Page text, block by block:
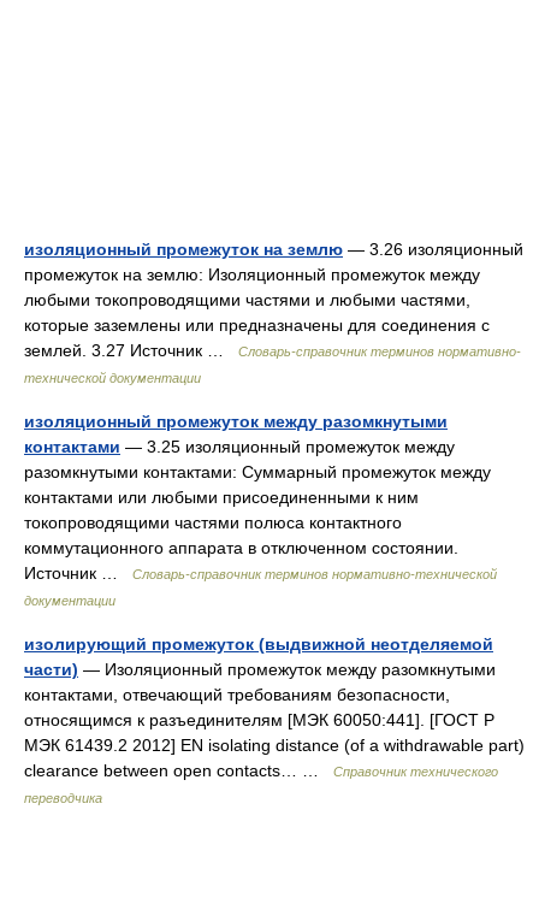
изоляционный промежуток на землю — 3.26 изоляционный
промежуток на землю: Изоляционный промежуток между
любыми токопроводящими частями и любыми частями,
которые заземлены или предназначены для соединения с
землей. 3.27 Источник …
Словарь-справочник терминов нормативно-
технической документации
изоляционный промежуток между разомкнутыми
контактами — 3.25 изоляционный промежуток между
разомкнутыми контактами: Суммарный промежуток между
контактами или любыми присоединенными к ним
токопроводящими частями полюса контактного
коммутационного аппарата в отключенном состоянии.
Источник …
Словарь-справочник терминов нормативно-технической
документации
изолирующий промежуток (выдвижной неотделяемой
части) — Изоляционный промежуток между разомкнутыми
контактами, отвечающий требованиям безопасности,
относящимся к разъединителям [МЭК 60050:441]. [ГОСТ Р
МЭК 61439.2 2012] EN isolating distance (of a withdrawable part)
clearance between open contacts… …
Справочник технического
переводчика